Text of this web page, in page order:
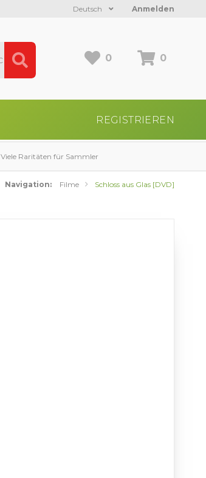
Anmelden
Deutsch
0 0
REGISTRIEREN
Viele Raritäten für Sammler
Navigation: Filme Schloss aus Glas [DVD]